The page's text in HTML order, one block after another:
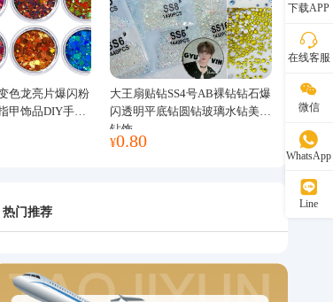
色龙亮片爆闪粉
甲饰品DIY手工
大王扇贴钻SS4号AB裸钻钻石爆
闪透明平底钻圆钻玻璃水钻美甲
钻饰
¥0.80
热门推荐
下载APP
在线客服
微信
WhatsApp
Line